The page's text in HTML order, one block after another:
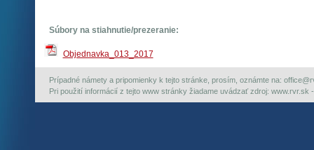
Súbory na stiahnutie/prezeranie:
Objednavka_013_2017
Prípadné námety a pripomienky k tejto stránke, prosím, oznámte na:
Pri použití informácií z tejto www stránky žiadame uvádzať zdroj: www.rvr.sk